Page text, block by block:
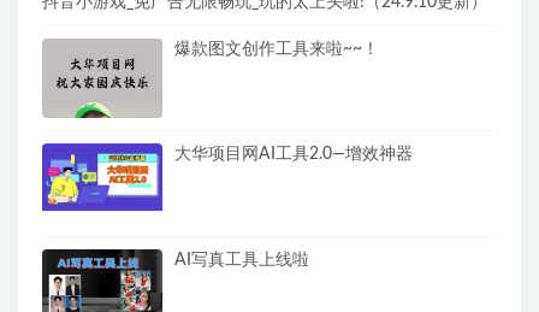
爆款图文创作工具来啦~~！
大华项目网AI工具2.0—增效神器
AI写真工具上线啦